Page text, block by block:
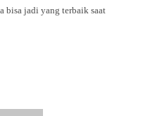
bisa jadi yang terbaik saat